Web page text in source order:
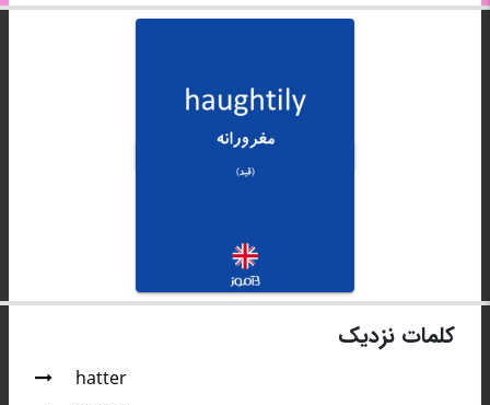
کلمات نزدیک
hatter